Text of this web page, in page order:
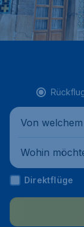
Von
Wohin
Direktflüge